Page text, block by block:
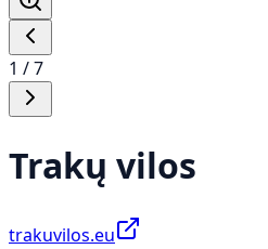
1 /7
Trakų vilos
trakuvilos.eu